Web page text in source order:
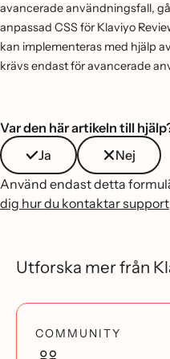
avancerade användningsfall,
anpassad CSS för Klaviyo
kan implementeras med hjälp
krävs endast för avancerade
Var den här artikeln till
Ja
Nej
Använd endast detta
dig hur du kontaktar support
Utforska mer från
COMMUNITY